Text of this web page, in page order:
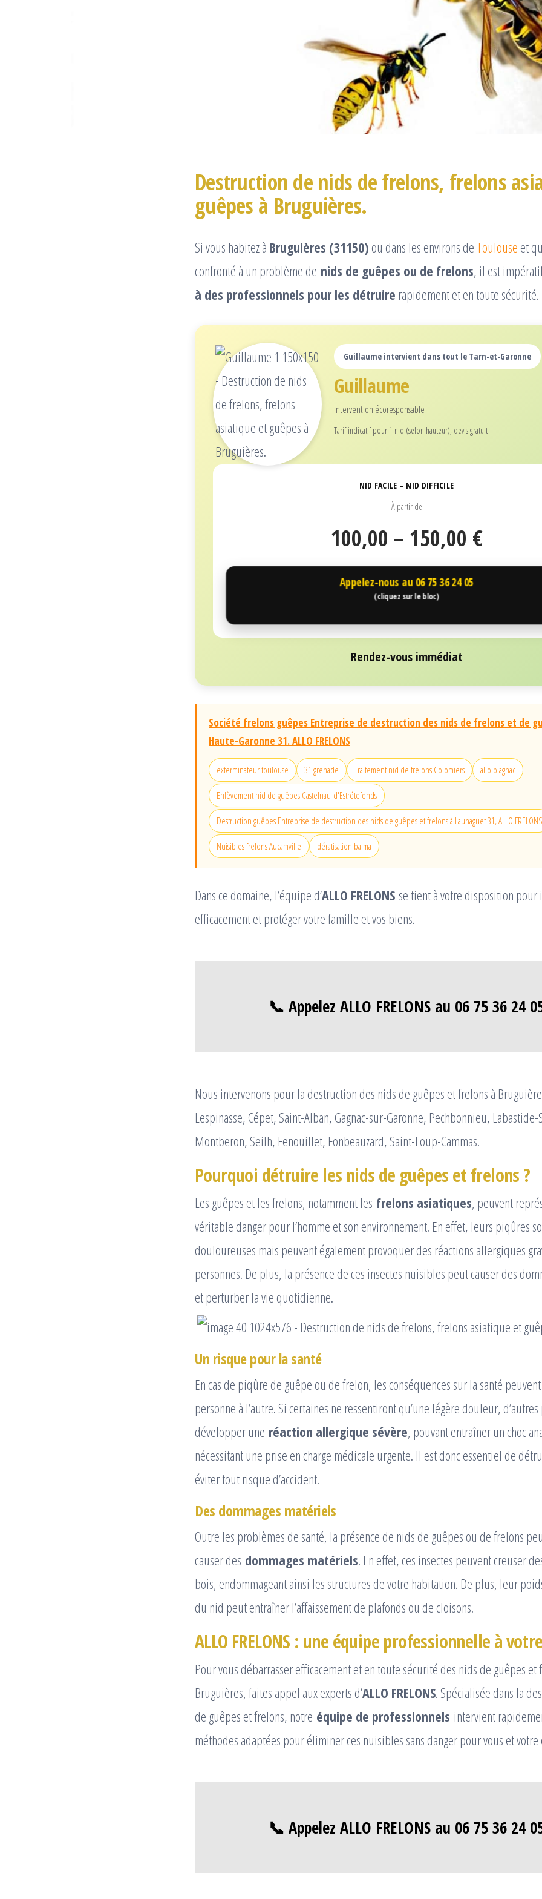
Destruction de nids de frelons, frelons
guêpes à Bruguières.
Si vous habitez à Bruguières (31150) ou dans les environs de Toulouse et
confronté à un problème de nids de guêpes ou de frelons, il est
à des professionnels pour les détruire rapidement et en toute sécurité.
Guillaume intervient dans tout le Tarn-et-Garonne
Guillaume
Intervention écoresponsable
Tarif indicatif pour 1 nid (selon hauteur), devis gratuit
NID FACILE – NID DIFFICILE
À partir de
100,00 – 150,00 €
Appelez-nous au06 75 36 24 05
(cliquez sur le bloc)
Rendez-vous immédiat
Société frelons guêpes Entreprise de destruction des nids de frelons et de
Haute-Garonne 31. ALLO FRELONS
exterminateur toulouse 31 grenade Traitement nid de frelons Colomiers allo blagnac
Enlèvement nid de guêpes Castelnau-d'Estrétefonds
Destruction guêpes Entreprise de destruction des nids de guêpes et frelons à Launaguet 31, ALLO FRELONS
Nuisibles frelons Aucamville dératisation balma
Dans ce domaine, l’équipe d’ALLO FRELONS se tient à votre disposition
efficacement et protéger votre famille et vos biens.
📞 Appelez ALLO FRELONS au 06 75 36 24
Nous intervenons pour la destruction des nids de guêpes et frelons à
Lespinasse, Cépet, Saint-Alban, Gagnac-sur-Garonne, Pechbonnieu,
Montberon, Seilh, Fenouillet, Fonbeauzard, Saint-Loup-Cammas.
Pourquoi détruire les nids de guêpes et frelons ?
Les guêpes et les frelons, notamment les frelons asiatiques, peuvent
véritable danger pour l’homme et son environnement. En effet, leurs piqûres
douloureuses mais peuvent également provoquer des réactions allergiques
personnes. De plus, la présence de ces insectes nuisibles peut causer des
et perturber la vie quotidienne.
Un risque pour la santé
En cas de piqûre de guêpe ou de frelon, les conséquences sur la santé
personne à l’autre. Si certaines ne ressentiront qu’une légère douleur,
développer une réaction allergique sévère, pouvant entraîner un choc
nécessitant une prise en charge médicale urgente. Il est donc essentiel de
éviter tout risque d’accident.
Des dommages matériels
Outre les problèmes de santé, la présence de nids de guêpes ou de frelons
causer des dommages matériels. En effet, ces insectes peuvent creuser
bois, endommageant ainsi les structures de votre habitation. De plus, leur
du nid peut entraîner l’affaissement de plafonds ou de cloisons.
ALLO FRELONS : une équipe professionnelle à
Pour vous débarrasser efficacement et en toute sécurité des nids de guêpes et
Bruguières, faites appel aux experts d’ALLO FRELONS. Spécialisée dans la
de guêpes et frelons, notre équipe de professionnels intervient
méthodes adaptées pour éliminer ces nuisibles sans danger pour vous et
📞 Appelez ALLO FRELONS au 06 75 36 24